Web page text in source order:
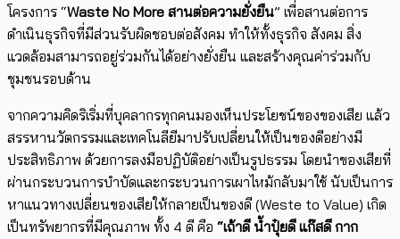
โครงการ “Waste No More สานต่อความยั่งยืน” เพื่อสานต่อการ
ดำเนินธุรกิจที่มีส่วนรับผิดชอบต่อสังคม ทำให้ทั้งธุรกิจ สังคม สิ่ง
แวดล้อมสามารถอยู่ร่วมกันได้อย่างยั่งยืน และสร้างคุณค่าร่วมกับ
ชุมชนรอบด้าน
จากความคิดริเริ่มที่บุคลากรทุกคนมองเห็นประโยชน์ของของเสีย แล้ว
สรรหานวัตกรรมและเทคโนลียีมาปรับเปลี่ยนให้เป็นของดีอย่างมี
ประสิทธิภาพ ด้วยการลงมือปฏิบัติอย่างเป็นรูปธรรม โดยนำของเสียที่
ผ่านกระบวนการบำบัดและกระบวนการเผาไหม้กลับมาใช้ นับเป็นการ
หาแนวทางเปลี่ยนของเสียให้กลายเป็นของดี (Weste to Value) เกิด
เป็นทรัพยากรที่มีคุณภาพ ทั้ง 4 ดี คือ “เถ้าดี น้ำปุ๋ยดี แก๊สดี กาก